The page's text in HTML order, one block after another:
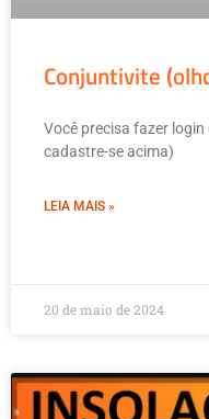
Conjuntivite
Você precisa fazer
cadastre-se acima)
LEIA MAIS »
20 de maio de 2024